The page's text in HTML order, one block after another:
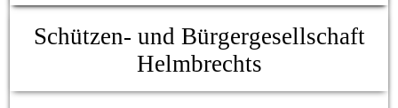
Schützen- und Bürgergesellschaft
Helmbrechts